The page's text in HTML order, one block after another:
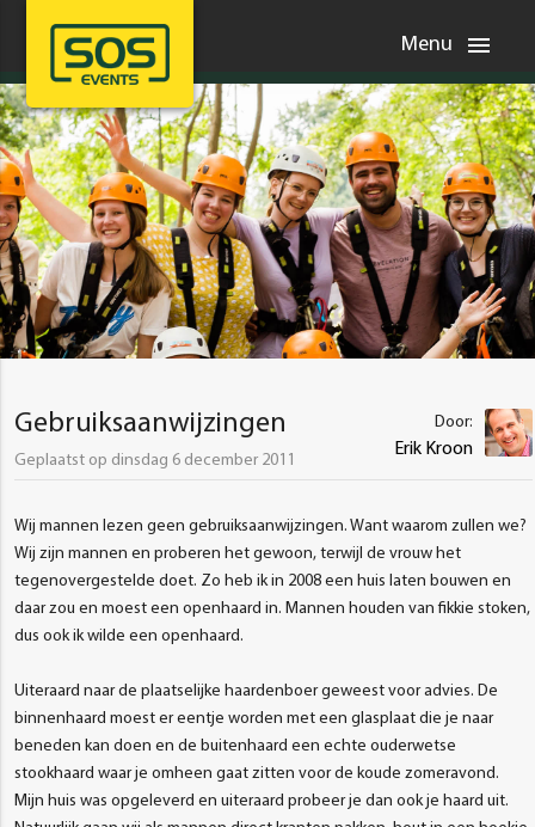
Menu menu
Door:
Erik Kroon
Gebruiksaanwijzingen
Geplaatst op dinsdag 6 december 2011
Wij mannen lezen geen gebruiksaanwijzingen. Want waarom zullen we?
Wij zijn mannen en proberen het gewoon, terwijl de vrouw het
tegenovergestelde doet. Zo heb ik in 2008 een huis laten bouwen en
daar zou en moest een openhaard in. Mannen houden van fikkie stoken,
dus ook ik wilde een openhaard.
Uiteraard naar de plaatselijke haardenboer geweest voor advies. De
binnenhaard moest er eentje worden met een glasplaat die je naar
beneden kan doen en de buitenhaard een echte ouderwetse
stookhaard waar je omheen gaat zitten voor de koude zomeravond.
Mijn huis was opgeleverd en uiteraard probeer je dan ook je haard uit.